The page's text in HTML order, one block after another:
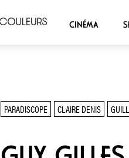
CINÉMA
PARADISCOPE CLAIRE DENIS